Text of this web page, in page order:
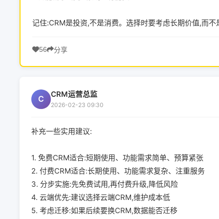
记住:CRM是投资,不是消费。选择时要考虑长期价值,而不
56 分享
C CRM运营总监
2026-02-23 09:30
补充一些实用建议:
1. 免费CRM适合:短期使用、功能需求简单、预算紧张
2. 付费CRM适合:长期使用、功能需求复杂、注重服务
3. 分步实施:先免费试用,再付费升级,降低风险
4. 云端优先:建议选择云端CRM,维护成本低
5. 考虑迁移:如果后续要换CRM,数据能否迁移